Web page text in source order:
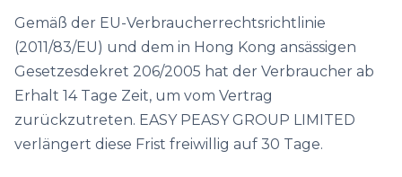
Gemäß der EU-Verbraucherrechtsrichtlinie
(2011/83/EU) und dem in Hong Kong ansässigen
Gesetzesdekret 206/2005 hat der Verbraucher ab
Erhalt 14 Tage Zeit, um vom Vertrag
zurückzutreten. EASY PEASY GROUP LIMITED
verlängert diese Frist freiwillig auf 30 Tage.